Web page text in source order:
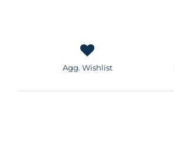
Agg. Wishlist